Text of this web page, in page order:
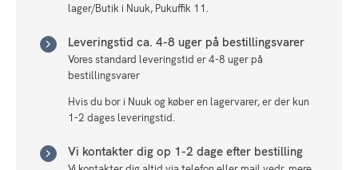
lager/Butik i Nuuk, Pukuffik 11.
Leveringstid ca. 4-8 uger på bestillingsvarer
Vores standard leveringstid er 4-8 uger på
bestillingsvarer
Hvis du bor i Nuuk og køber en lagervarer, er der kun
1-2 dages leveringstid.
Vi kontakter dig op 1-2 dage efter bestilling